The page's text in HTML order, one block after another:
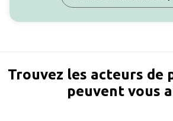
Trouvez les acteurs de
peuvent vous